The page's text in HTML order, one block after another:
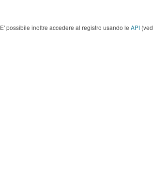
E' possibile inoltre accedere al registro usando le API